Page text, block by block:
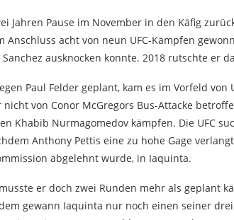
Jahren Pause im November in den Käfig
Anschluss acht von neun UFC-Kämpfen
ausknocken konnte. 2018 rutschte er
Paul Felder geplant, kam es im Vorfeld von
von Conor McGregors Bus-Attacke
Khabib Nurmagomedov kämpfen. Die UFC
Anthony Pettis eine zu hohe Gage
abgelehnt wurde, in Iaquinta.
er doch zwei Runden mehr als geplant
gewann Iaquinta nur noch einen seiner